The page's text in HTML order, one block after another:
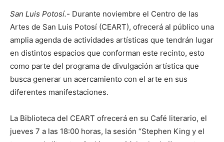
San Luis Potosí.- Durante noviembre el Centro de las
Artes de San Luis Potosí (CEART), ofrecerá al público una
amplia agenda de actividades artísticas que tendrán lugar
en distintos espacios que conforman este recinto, esto
como parte del programa de divulgación artística que
busca generar un acercamiento con el arte en sus
diferentes manifestaciones.
La Biblioteca del CEART ofrecerá en su Café literario, el
jueves 7 a las 18:00 horas, la sesión “Stephen King y el